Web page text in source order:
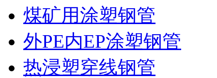
煤矿用涂塑钢管
外PE内EP涂塑钢管
热浸塑穿线钢管